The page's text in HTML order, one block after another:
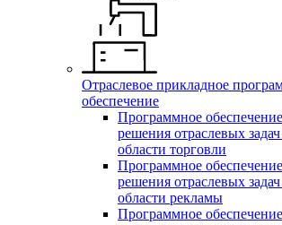
Отраслевое прикладное
обеспечение
Программное
решения отраслевых задач
области торговли
Программное
решения отраслевых задач
области рекламы
Программное